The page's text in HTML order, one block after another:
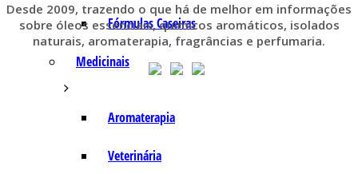
Fórmulas Caseiras
Medicinais
Aromaterapia
Veterinária
Desde 2009, trazendo o que há de melhor em informações
sobre óleos essenciais, químicos aromáticos, isolados
naturais, aromaterapia, fragrâncias e perfumaria.